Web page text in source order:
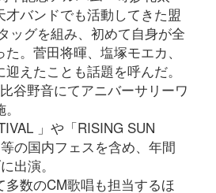
バンドでも活動してきた盟
ッグを組み、初めて自身が全
。菅田将暉、塩塚モエカ、
えたことも話題を呼んだ。
谷野音にてアニバーサリーワ
」や「RISING SUN
の国内フェスを含め、年間
出演。
数のCM歌唱も担当するほ